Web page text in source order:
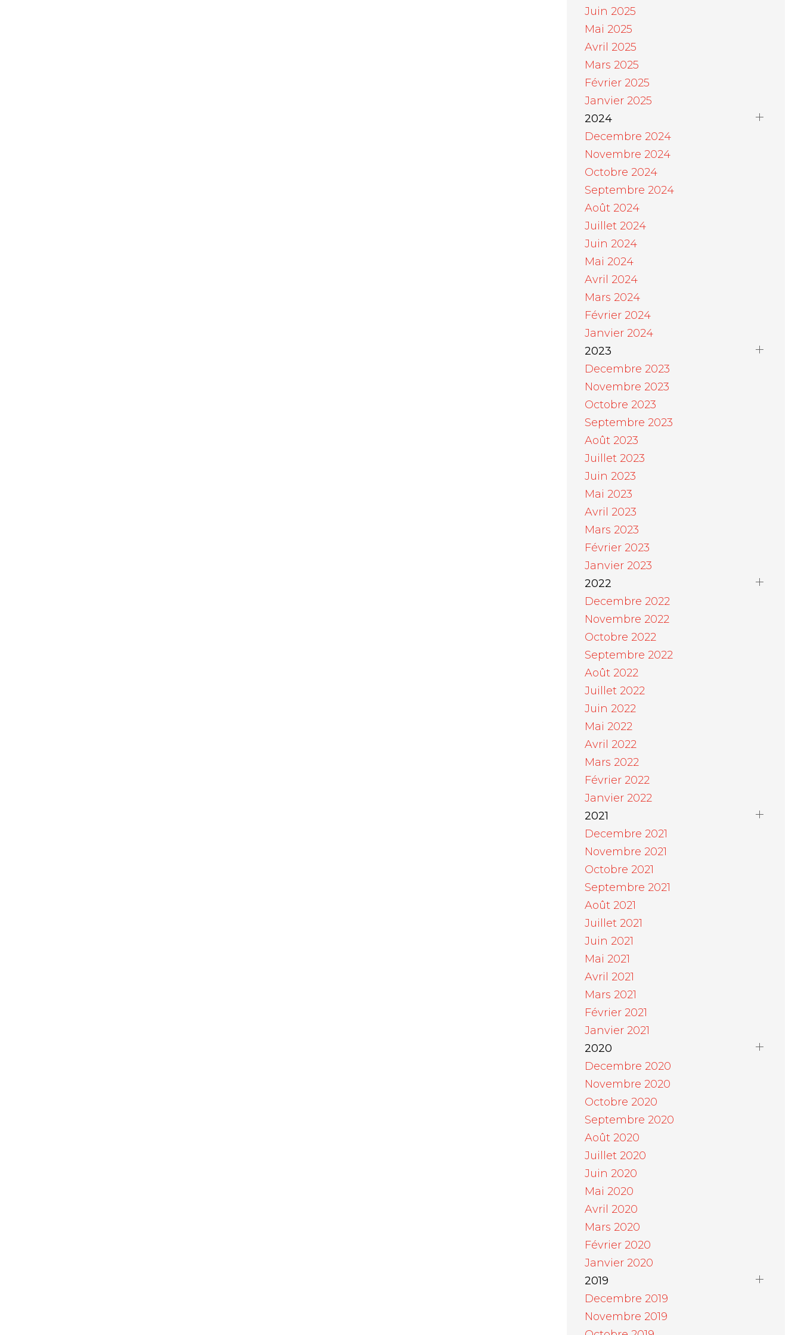
Juin 2025
Mai 2025
Avril 2025
Mars 2025
Février 2025
Janvier 2025
2024
Decembre 2024
Novembre 2024
Octobre 2024
Septembre 2024
Août 2024
Juillet 2024
Juin 2024
Mai 2024
Avril 2024
Mars 2024
Février 2024
Janvier 2024
2023
Decembre 2023
Novembre 2023
Octobre 2023
Septembre 2023
Août 2023
Juillet 2023
Juin 2023
Mai 2023
Avril 2023
Mars 2023
Février 2023
Janvier 2023
2022
Decembre 2022
Novembre 2022
Octobre 2022
Septembre 2022
Août 2022
Juillet 2022
Juin 2022
Mai 2022
Avril 2022
Mars 2022
Février 2022
Janvier 2022
2021
Decembre 2021
Novembre 2021
Octobre 2021
Septembre 2021
Août 2021
Juillet 2021
Juin 2021
Mai 2021
Avril 2021
Mars 2021
Février 2021
Janvier 2021
2020
Decembre 2020
Novembre 2020
Octobre 2020
Septembre 2020
Août 2020
Juillet 2020
Juin 2020
Mai 2020
Avril 2020
Mars 2020
Février 2020
Janvier 2020
2019
Decembre 2019
Novembre 2019